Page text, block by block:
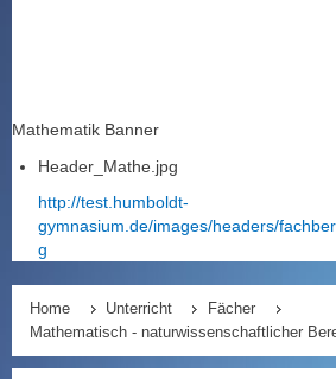
Mathematik Banner
Header_Mathe.jpg
http://test.humboldt-
gymnasium.de/images/headers/
g
Home Unterricht
Fächer
Mathematisch - naturwissenschaftlicher